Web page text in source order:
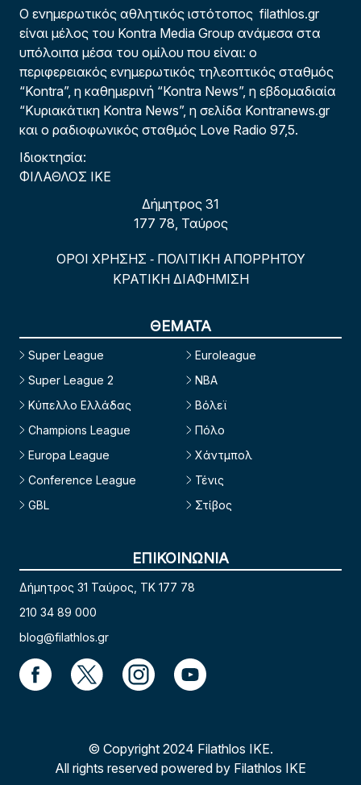
Ο ενημερωτικός αθλητικός ιστότοπος filathlos.gr
είναι μέλος του Kontra Media Group ανάμεσα στα
υπόλοιπα μέσα του ομίλου που είναι: ο
περιφερειακός ενημερωτικός τηλεοπτικός σταθμός
“Kontra”, η καθημερινή “Kontra News”, η εβδομαδιαία
“Κυριακάτικη Kontra News”, η σελίδα Kontranews.gr
και ο ραδιοφωνικός σταθμός Love Radio 97,5.
Ιδιοκτησία:
ΦΙΛΑΘΛΟΣ ΙΚΕ
Δήμητρος 31
177 78, Ταύρος
ΟΡΟΙ ΧΡΗΣΗΣ - ΠΟΛΙΤΙΚΗ ΑΠΟΡΡΗΤΟΥ
ΚΡΑΤΙΚΗ ΔΙΑΦΗΜΙΣΗ
ΘΕΜΑΤΑ
Super League
Super League 2
Κύπελλο Ελλάδας
Champions League
Europa League
Conference League
GBL
Euroleague
NBA
Βόλεϊ
Πόλο
Χάντμπολ
Τένις
Στίβος
ΕΠΙΚΟΙΝΩΝΙΑ
Δήμητρος 31 Ταύρος, TK 177 78
210 34 89 000
blog@filathlos.gr
© Copyright 2024 Filathlos ΙΚΕ.
All rights reserved powered by Filathlos ΙΚΕ